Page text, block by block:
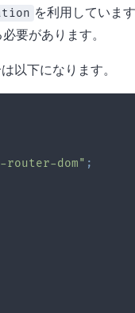
を利用していま
要があります。
以下になります。
router-dom" ;